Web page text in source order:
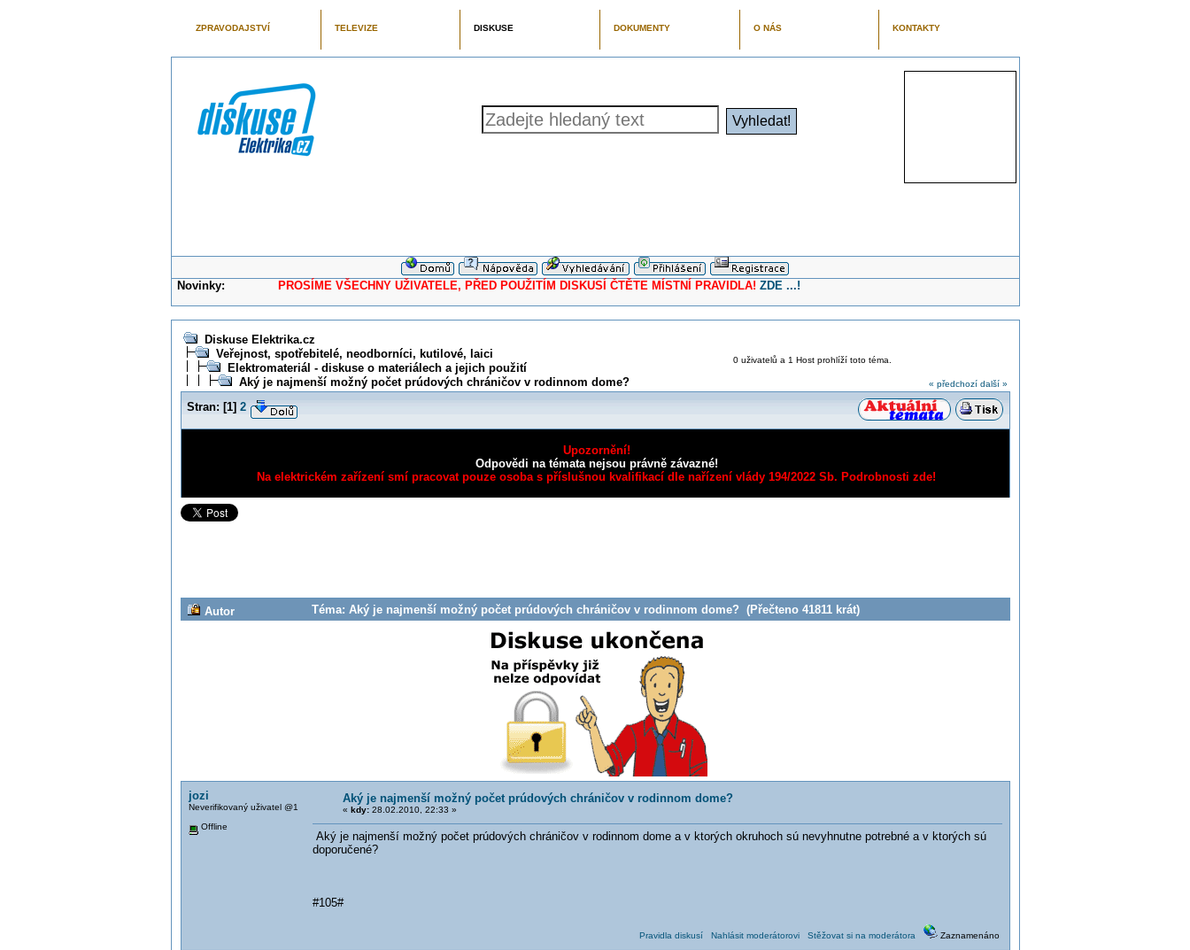
ZPRAVODAJSTVÍ TELEVIZE DISKUSE DOKUMENTY O NÁS KONTAKTY
Novinky: PROSÍME VŠECHNY UŽIVATELE, PŘED POUŽITÍM DISKUSÍ ČTĚTE MÍSTNÍ PRAVIDLA! ZDE ...!
Diskuse Elektrika.cz
Veřejnost, spotřebitelé, neodborníci, kutilové, laici
Elektromateriál - diskuse o materiálech a jejich použití
Aký je najmenší možný počet prúdových chráničov v rodinnom dome?
0 uživatelů a 1 Host prohlíží toto téma.
« předchozí další »
Stran: [1] 2
Upozornění!
Odpovědi na témata nejsou právně závazné!
Na elektrickém zařízení smí pracovat pouze osoba s příslušnou kvalifikací dle nařízení vlády 194/2022 Sb. Podrobnosti zde!
Autor Téma: Aký je najmenší možný počet prúdových chráničov v rodinnom dome? (Přečteno 41811 krát)
jozi
Neverifikovaný uživatel @1
Offline
Aký je najmenší možný počet prúdových chráničov v rodinnom dome?
« kdy:28.02.2010, 22:33 »
Aký je najmenší možný počet prúdových chráničov v rodinnom dome a v ktorých okruhoch sú nevyhnutne potrebné a v ktorých sú
doporučené?
#105#
Pravidla diskusí Nahlásit moderátorovi Stěžovat si na moderátora Zaznamenáno